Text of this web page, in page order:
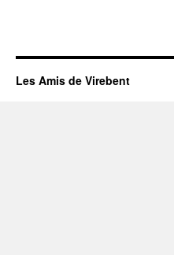
Les Amis de Virebent